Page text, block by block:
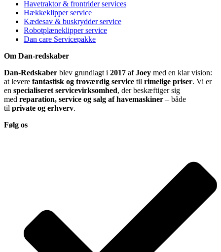
Havetraktor & frontrider services
Hækkeklipper service
Kædesav & buskrydder service
Robotplæneklipper service
Dan care Servicepakke
Om Dan-redskaber
Dan-Redskaber blev grundlagt i 2017 afJoey med en klar vision:
at levere fantastisk og troværdig service til rimelige priser. Vi er
en specialiseret servicevirksomhed, der beskæftiger sig
med reparation, service og salg af havemaskiner – både
til private og erhverv.
Følg os